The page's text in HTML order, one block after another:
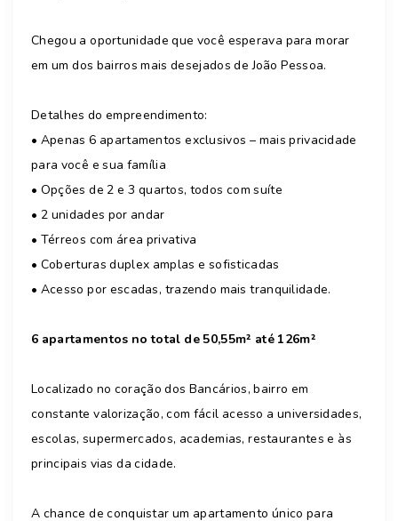
Chegou a oportunidade que você esperava para morar
em um dos bairros mais desejados de João Pessoa.
Detalhes do empreendimento:
• Apenas 6 apartamentos exclusivos – mais privacidade
para você e sua família
• Opções de 2 e 3 quartos, todos com suíte
• 2 unidades por andar
• Térreos com área privativa
• Coberturas duplex amplas e sofisticadas
• Acesso por escadas, trazendo mais tranquilidade.
6 apartamentos no total de 50,55m² até 126m²
Localizado no coração dos Bancários, bairro em
constante valorização, com fácil acesso a universidades,
escolas, supermercados, academias, restaurantes e às
principais vias da cidade.
A chance de conquistar um apartamento único para